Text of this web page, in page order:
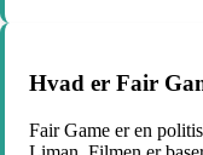
Hvad er Fair
Fair Game er en